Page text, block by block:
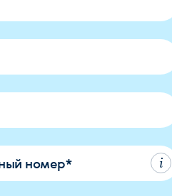
номер*